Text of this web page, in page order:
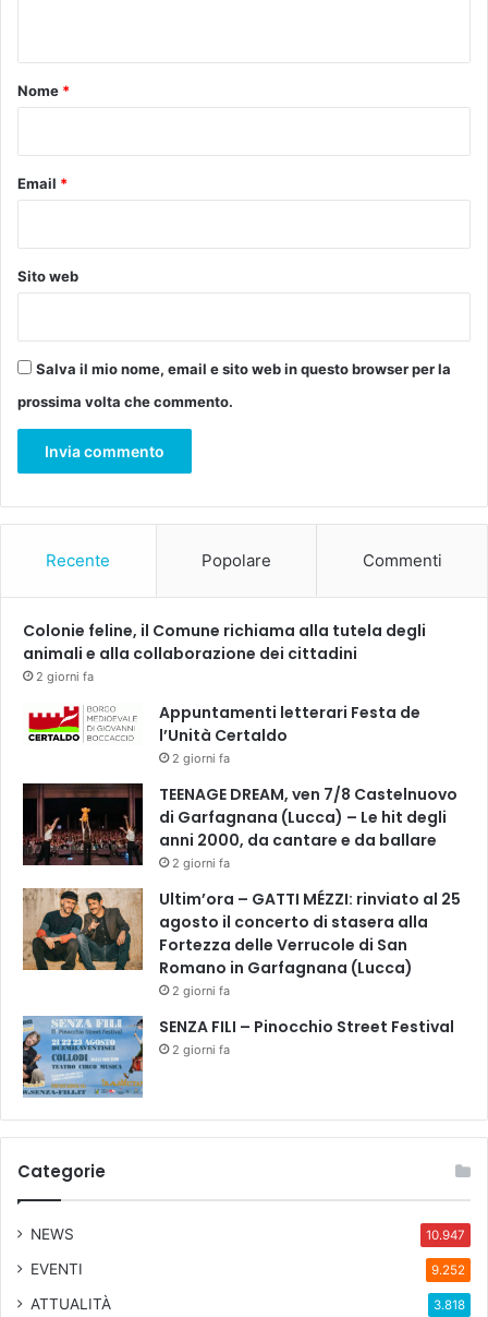
n
t
e
i
t
o
i
i
n
e
t
o
e
a
t
t
t
o
e
M
i
h
e
l
g
n
l
i
I
n
r
n
e
n
z
o
Nome *
Email *
Sito web
Salva il mio nome, email e sito web in questo browser per la
prossima volta che commento.
Recente Popolare Commenti
Colonie feline, il Comune richiama alla tutela degli
animali e alla collaborazione dei cittadini
2 giorni fa
Appuntamenti letterari Festa de
l’Unità Certaldo
2 giorni fa
TEENAGE DREAM, ven 7/8 Castelnuovo
di Garfagnana (Lucca) – Le hit degli
anni 2000, da cantare e da ballare
2 giorni fa
Ultim’ora – GATTI MÉZZI: rinviato al 25
agosto il concerto di stasera alla
Fortezza delle Verrucole di San
Romano in Garfagnana (Lucca)
2 giorni fa
SENZA FILI – Pinocchio Street Festival
2 giorni fa
Categorie
NEWS 10.947
EVENTI 9.252
ATTUALITÀ 3.818